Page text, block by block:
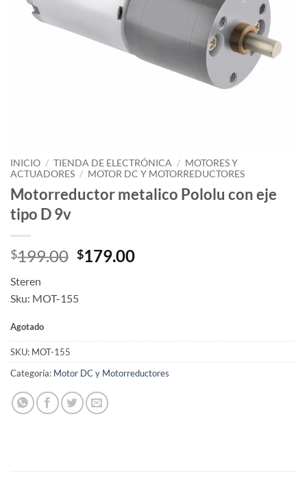
INICIO / TIENDA DE ELECTRÓNICA / MOTORES Y
ACTUADORES / MOTOR DC Y MOTORREDUCTORES
Motorreductor metalico Pololu con eje
tipo D 9v
$199.00 Original
$199.00.
$179.00Current
Steren
Sku: MOT-155
Agotado
SKU: MOT-155
Categoría: Motor DC y Motorreductores